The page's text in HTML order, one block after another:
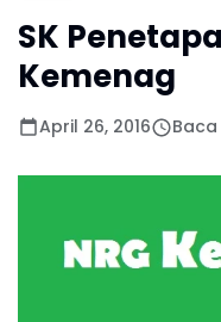
SK
Kemenag
April 26, 2016